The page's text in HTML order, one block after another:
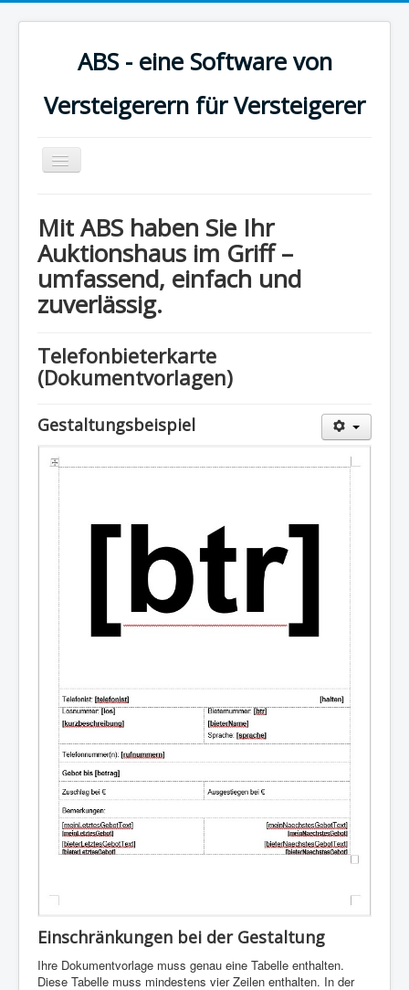
ABS - eine Software von
Versteigerern für Versteigerer
Toggle
Navigation
Benutzerhandbuch
Versionsgeschichte
Impressum
Datenschutzerklärung
Mit ABS haben Sie Ihr
Auktionshaus im Griff –
umfassend, einfach und
zuverlässig.
Telefonbieterkarte
(Dokumentvorlagen)
Gestaltungsbeispiel
Einschränkungen bei der Gestaltung
Ihre Dokumentvorlage muss genau eine Tabelle enthalten.
Diese Tabelle muss mindestens vier Zeilen enthalten. In der